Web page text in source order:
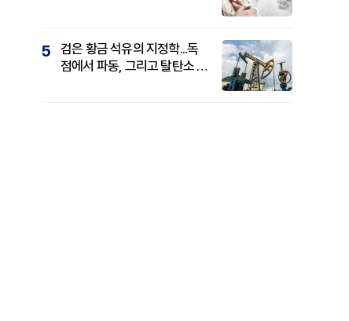
5
검은 황금 석유의 지정학...독
점에서 파동, 그리고 탈탄소 패